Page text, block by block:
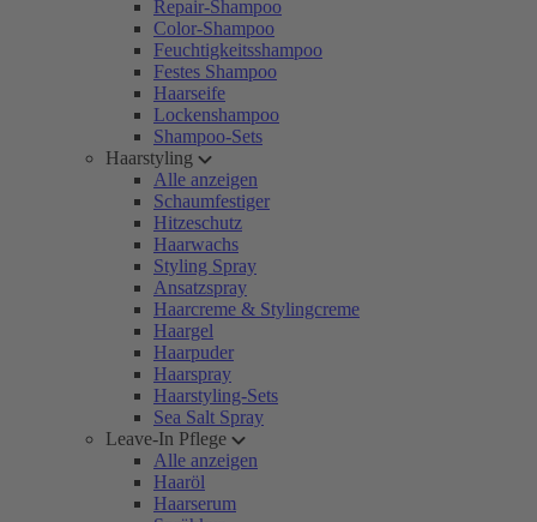
Repair-Shampoo
Color-Shampoo
Feuchtigkeitsshampoo
Festes Shampoo
Haarseife
Lockenshampoo
Shampoo-Sets
Haarstyling
Alle anzeigen
Schaumfestiger
Hitzeschutz
Haarwachs
Styling Spray
Ansatzspray
Haarcreme & Stylingcreme
Haargel
Haarpuder
Haarspray
Haarstyling-Sets
Sea Salt Spray
Leave-In Pflege
Alle anzeigen
Haaröl
Haarserum